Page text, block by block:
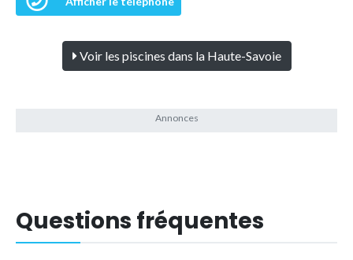
Voir les piscines dans la Haute-Savoie
Questions fréquentes